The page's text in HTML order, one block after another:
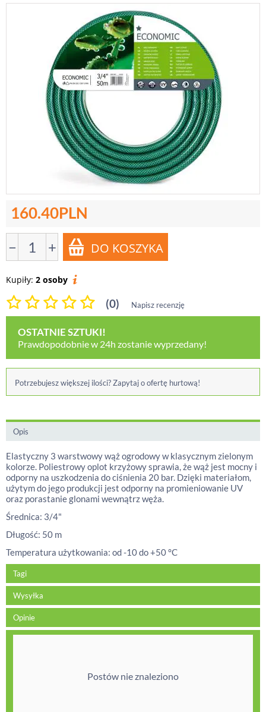
160.40PLN
− +
Kupiły: 2 osoby
(0) Napisz recenzję
OSTATNIE SZTUKI!
Prawdopodobnie w 24h zostanie wyprzedany!
Potrzebujesz większej ilości? Zapytaj o ofertę hurtową!
Opis
Elastyczny 3 warstwowy wąż ogrodowy w klasycznym zielonym
kolorze. Poliestrowy oplot krzyżowy sprawia, że wąż jest mocny i
odporny na uszkodzenia do ciśnienia 20 bar. Dzięki materiałom,
użytym do jego produkcji jest odporny na promieniowanie UV
oraz porastanie glonami wewnątrz węża.
Średnica: 3/4"
Długość: 50 m
Temperatura użytkowania: od -10 do +50 °C
Tagi
Wysyłka
Opinie
Postów nie znaleziono